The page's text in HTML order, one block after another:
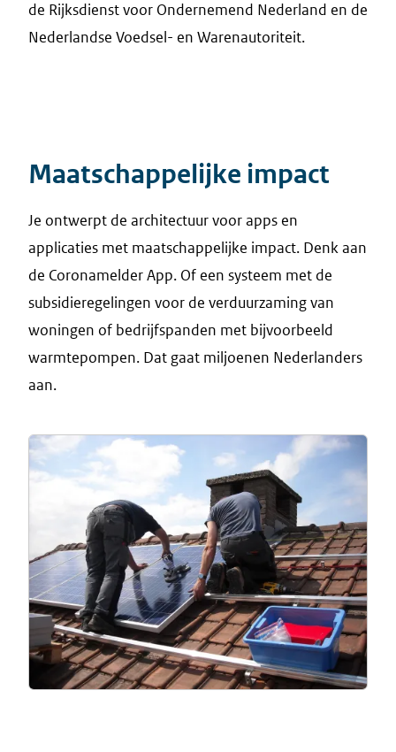
de Rijksdienst voor Ondernemend Nederland en de
Nederlandse Voedsel- en Warenautoriteit.
Maatschappelijke impact
Je ontwerpt de architectuur voor apps en
applicaties met maatschappelijke impact. Denk aan
de Coronamelder App. Of een systeem met de
subsidieregelingen voor de verduurzaming van
woningen of bedrijfspanden met bijvoorbeeld
warmtepompen. Dat gaat miljoenen Nederlanders
aan.